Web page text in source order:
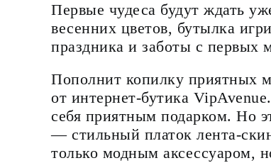
Первые чудеса будут ждать
весенних цветов, бутылка
праздника и заботы с первых
Пополнит копилку приятных
от интернет-бутика
себя приятным подарком. Но
— стильный платок лента-
только модным аксессуаром,